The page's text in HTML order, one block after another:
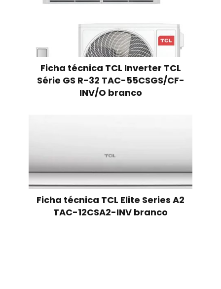
Ficha técnica TCL Inverter TCL
Série GS R-32 TAC-55CSGS/CF-
INV/O branco
Ficha técnica TCL Elite Series A2
TAC-12CSA2-INV branco